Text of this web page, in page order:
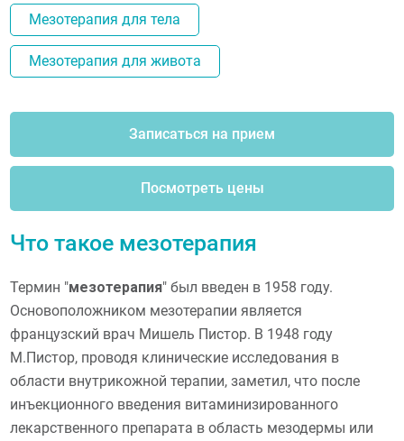
Мезотерапия для тела
Мезотерапия для живота
Записаться на прием
Посмотреть цены
Что такое мезотерапия
Термин "мезотерапия" был введен в 1958 году.
Основоположником мезотерапии является
французский врач Мишель Пистор. В 1948 году
М.Пистор, проводя клинические исследования в
области внутрикожной терапии, заметил, что после
инъекционного введения витаминизированного
лекарственного препарата в область мезодермы или